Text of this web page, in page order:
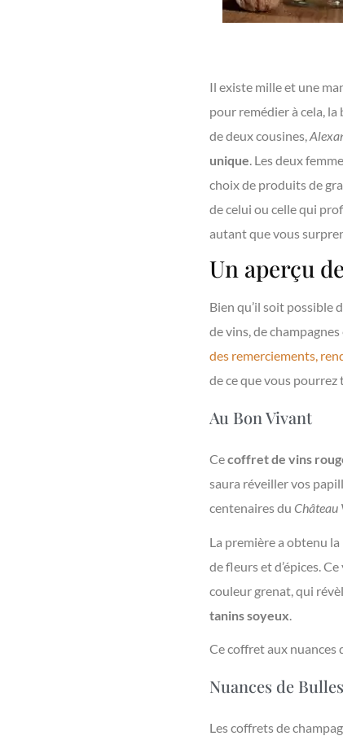
Il existe mille et une
pour remédier à cela,
de deux cousines,
unique. Les deux
choix de produits de
de celui ou celle qui
autant que vous
Un aperçu
Bien qu’il soit possible
de vins, de
des remerciements,
de ce que vous
Au Bon Vivant
Cecoffret de vins
saura réveiller vos
centenaires du Château
La première a obtenu
de fleurs et d’épices.
couleur grenat, qui
tanins soyeux
Ce coffret aux nuances
Nuances de Bulles
Les coffrets de